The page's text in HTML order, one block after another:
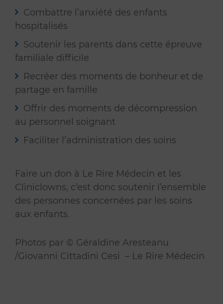
Combattre l’anxiété des enfants
hospitalisés
Soutenir les parents dans cette épreuve
familiale difficile
Recréer des moments de bonheur et de
partage en famille
Offrir des moments de décompression
au personnel soignant
Faciliter l’administration des soins
Faire un don à Le Rire Médecin et les
Cliniclowns, c’est donc soutenir l’ensemble
des personnes concernées par les soins
aux enfants.
Photos par © Géraldine Aresteanu
/Giovanni Cittadini Cesi – Le Rire Médecin